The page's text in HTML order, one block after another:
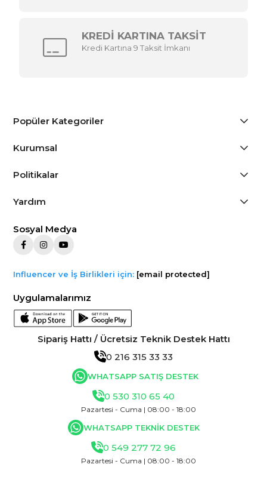
KREDİ KARTINA TAKSİT
Kredi Kartına 9 Taksit İmkanı
Popüler Kategoriler
Kurumsal
Politikalar
Yardım
Sosyal Medya
Influencer ve İş Birlikleri için: [email protected]
Uygulamalarımız
Sipariş Hattı / Ücretsiz Teknik Destek Hattı
0 216 315 33 33
WHATSAPP SATIŞ DESTEK
0 530 310 65 40
Pazartesi - Cuma | 08:00 - 18:00
WHATSAPP TEKNİK DESTEK
0 549 277 72 96
Pazartesi - Cuma | 08:00 - 18:00